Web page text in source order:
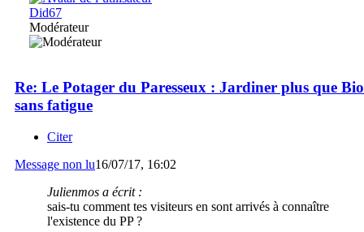
Did67
Modérateur
Re: Le Potager du Paresseux : Jardiner plus que Bio
sans fatigue
Citer
Message non lu16/07/17, 16:02
Julienmos a écrit :
sais-tu comment tes visiteurs en sont arrivés à connaître
l'existence du PP ?